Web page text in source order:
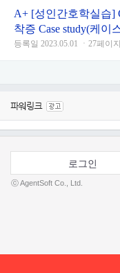
A+ [성인간호학실습]
착증 Case study(케이
등록일 2023.05.01 ㆍ27페이
로그인
ⓒ AgentSoft Co., Ltd.